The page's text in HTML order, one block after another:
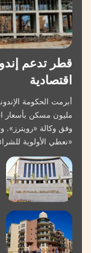
قطر تدعم
اقتصادية
أبرمت الحكومة
مليون مسكن بأسعار
وفق وكالة «رويترز».
«نعطي الأولوية